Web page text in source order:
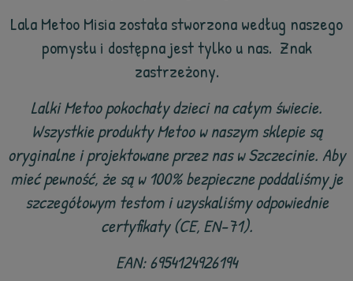
Lala Metoo Misia została stworzona według naszego
pomysłu i dostępna jest tylko u nas. Znak
zastrzeżony.
Lalki Metoo pokochały dzieci na całym świecie.
Wszystkie produkty Metoo w naszym sklepie są
oryginalne i projektowane przez nas w Szczecinie. Aby
mieć pewność, że są w 100% bezpieczne poddaliśmy je
szczegółowym testom i uzyskaliśmy odpowiednie
certyfikaty (CE, EN-71).
EAN: 6954124926194